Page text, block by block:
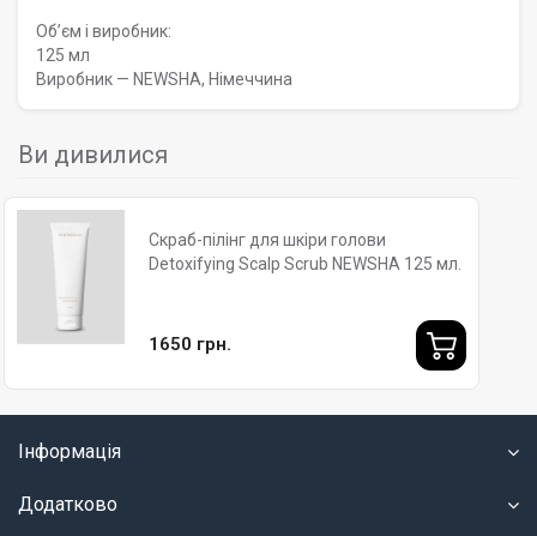
Обʼєм і виробник:
125 мл
Виробник — NEWSHA, Німеччина
Ви дивилися
Скраб-пілінг для шкіри голови
Detoxifying Scalp Scrub NEWSHA 125 мл.
1650 грн.
Інформація
Додатково